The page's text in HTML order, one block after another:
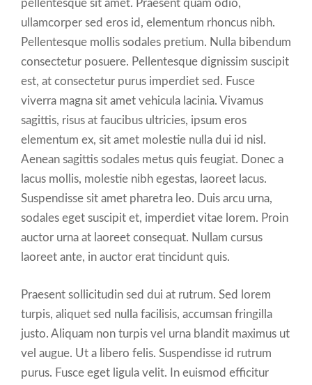
pellentesque sit amet. Praesent quam odio,
ullamcorper sed eros id, elementum rhoncus nibh.
Pellentesque mollis sodales pretium. Nulla bibendum
consectetur posuere. Pellentesque dignissim suscipit
est, at consectetur purus imperdiet sed. Fusce
viverra magna sit amet vehicula lacinia. Vivamus
sagittis, risus at faucibus ultricies, ipsum eros
elementum ex, sit amet molestie nulla dui id nisl.
Aenean sagittis sodales metus quis feugiat. Donec a
lacus mollis, molestie nibh egestas, laoreet lacus.
Suspendisse sit amet pharetra leo. Duis arcu urna,
sodales eget suscipit et, imperdiet vitae lorem. Proin
auctor urna at laoreet consequat. Nullam cursus
laoreet ante, in auctor erat tincidunt quis.
Praesent sollicitudin sed dui at rutrum. Sed lorem
turpis, aliquet sed nulla facilisis, accumsan fringilla
justo. Aliquam non turpis vel urna blandit maximus ut
vel augue. Ut a libero felis. Suspendisse id rutrum
purus. Fusce eget ligula velit. In euismod efficitur